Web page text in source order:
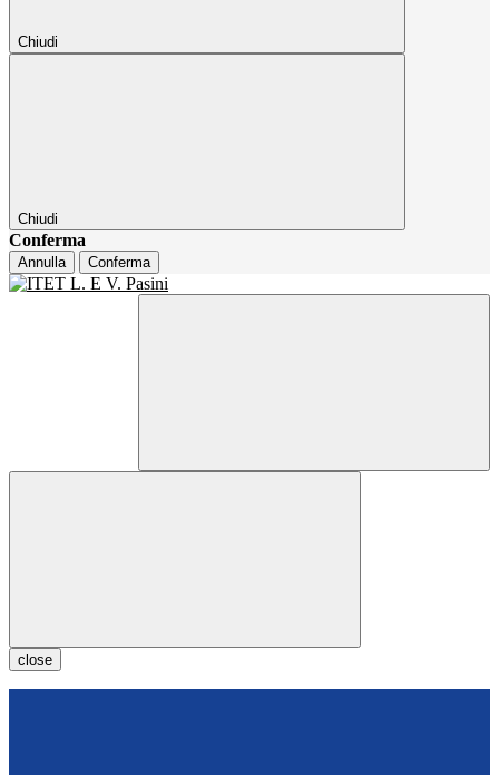
Chiudi
Chiudi
Conferma
Annulla Conferma
close